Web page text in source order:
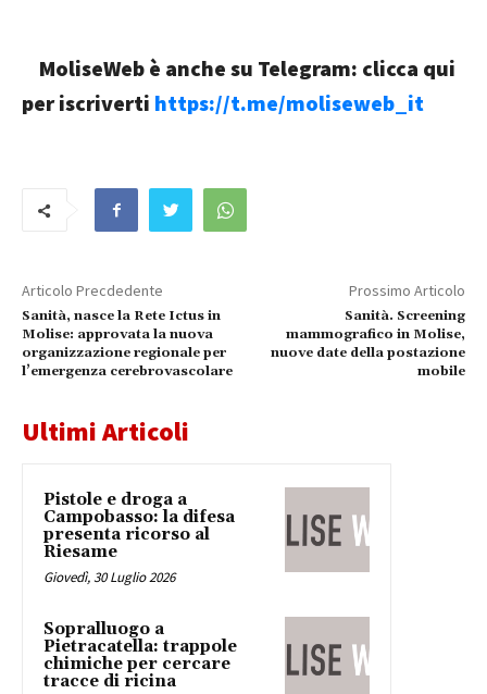
MoliseWeb è anche su Telegram: clicca qui
per iscriverti https://t.me/moliseweb_it
Articolo Precdedente
Sanità, nasce la Rete Ictus in
Molise: approvata la nuova
organizzazione regionale per
l’emergenza cerebrovascolare
Prossimo Articolo
Sanità. Screening
mammografico in Molise,
nuove date della postazione
mobile
Ultimi Articoli
Pistole e droga a
Campobasso: la difesa
presenta ricorso al
Riesame
Giovedì, 30 Luglio 2026
Sopralluogo a
Pietracatella: trappole
chimiche per cercare
tracce di ricina